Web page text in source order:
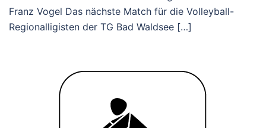
Franz Vogel Das nächste Match für die Volleyball-
Regionalligisten der TG Bad Waldsee […]